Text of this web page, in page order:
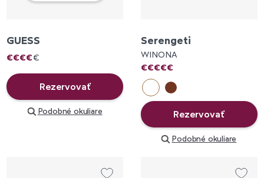
GUESS
€€€€€
Rezervovať
Podobné okuliare
Serengeti
WINONA
€€€€€
Rezervovať
Podobné okuliare